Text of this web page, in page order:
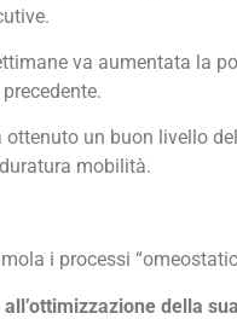
va aumentata la
ottenuto un buon livello
mobilità.
i processi
della